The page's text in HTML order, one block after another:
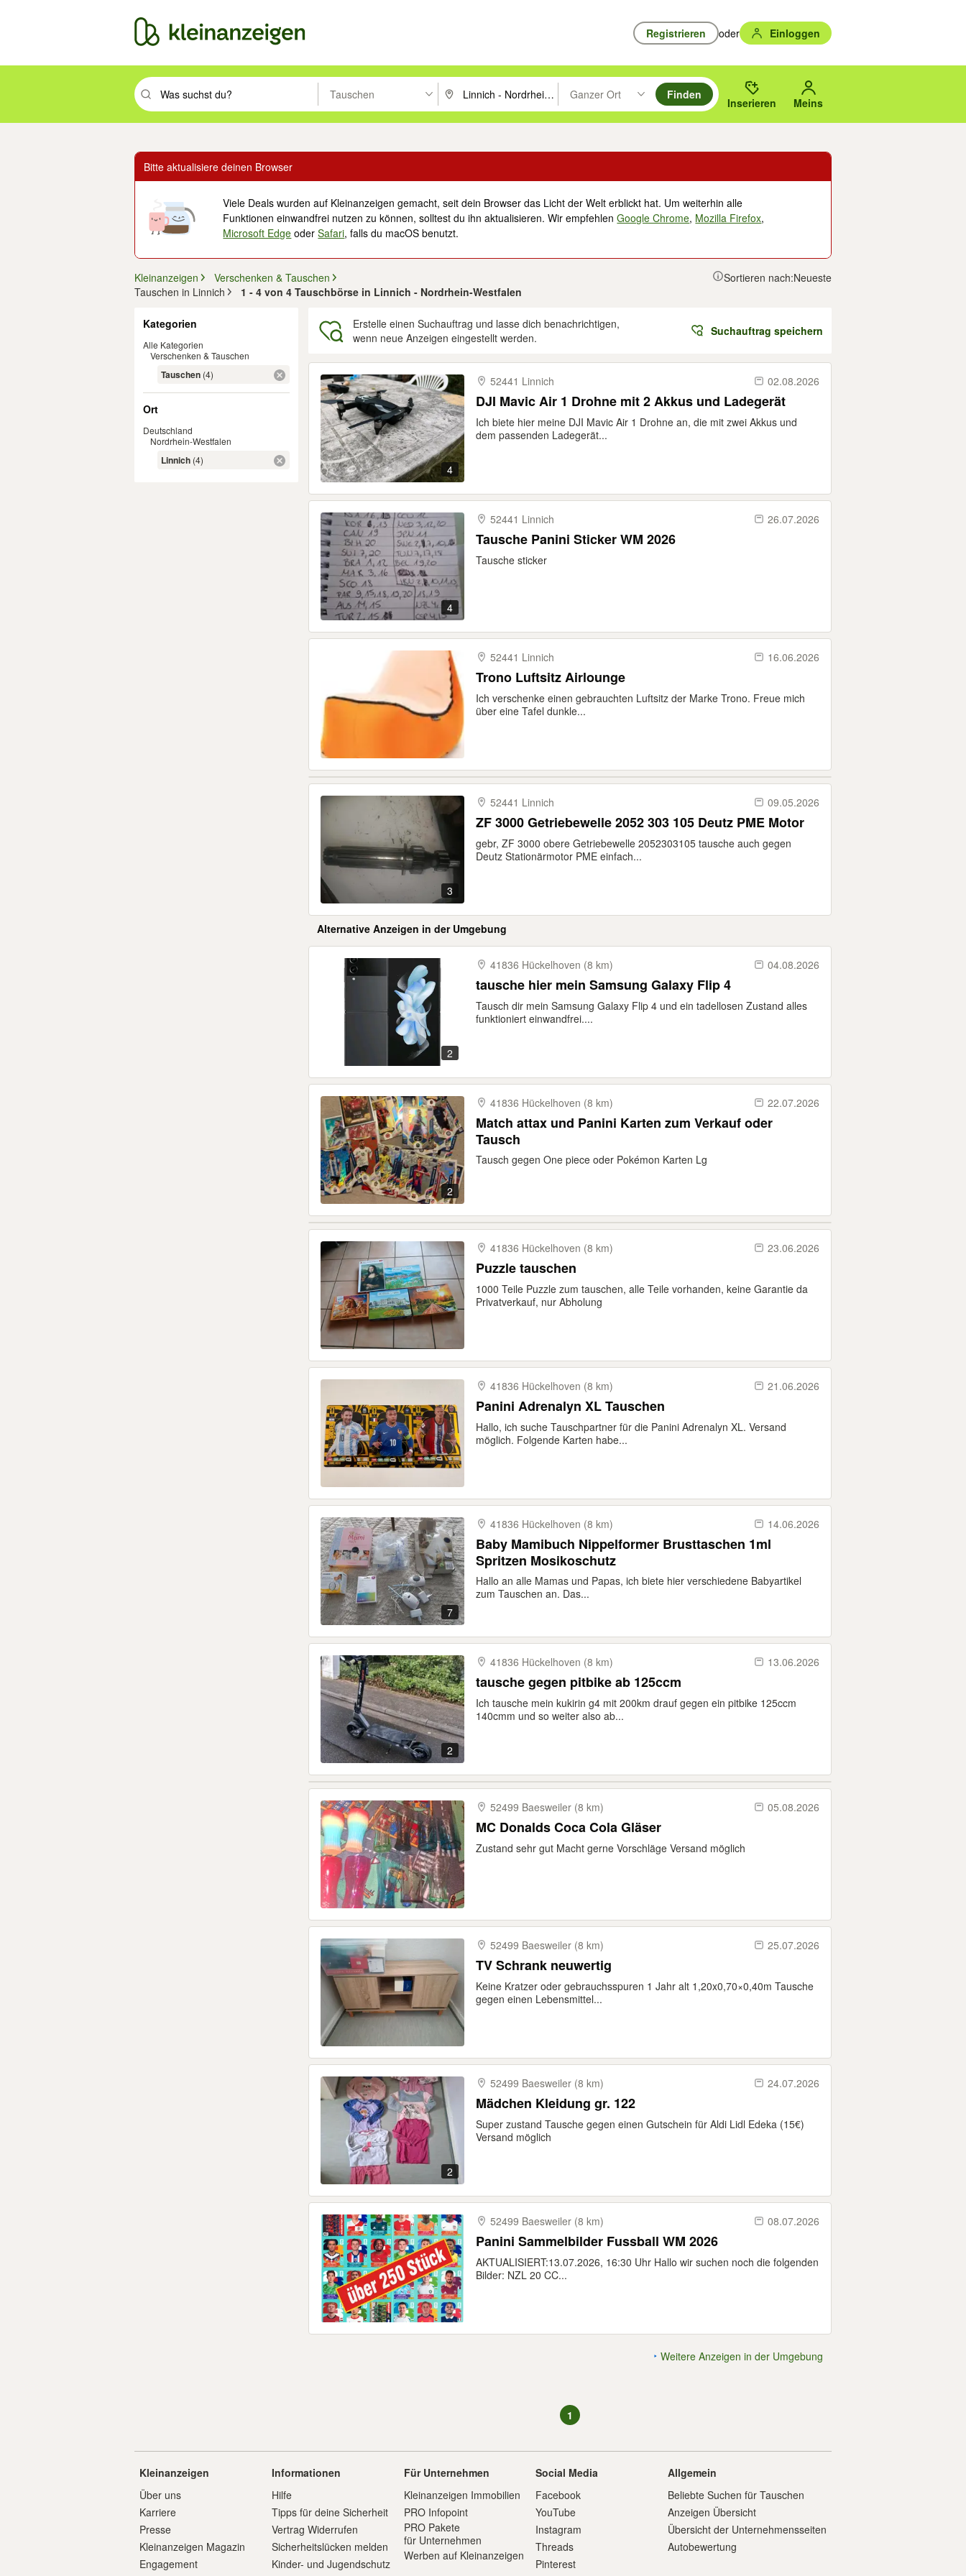
Registrieren oder Einloggen
Suchbegriff eingeben. Eingabetaste drücken um zu suchen, oder Vorschläge mit den Pfeiltasten nach oben/unten durchsuchen und mit Eingabetaste auswählen.
Tauschen PLZ oder Ort eingeben. Eingabetaste drücken um zu suchen, oder Vorschläge mit den Pfeiltasten nach oben/
Ganzer Ort
Suche im Umkreis des gewählten Orts oder PLZ.
Finden
Inserieren Meins
Bitte aktualisiere deinen Browser
Viele Deals wurden auf Kleinanzeigen gemacht, seit dein Browser das Licht der Welt erblickt hat. Um weiterhin alle
Funktionen einwandfrei nutzen zu können, solltest du ihn aktualisieren. Wir empfehlenGoogle Chrome, Mozilla Firefox,
Microsoft Edge oderSafari, falls du macOS benutzt.
Kleinanzeigen
Verschenken & Tauschen
Tauschen in Linnich
1 - 4 von 4 Tauschbörse in Linnich - Nordrhein-Westfalen
Sortieren nach:Neueste
Kategorien
Alle Kategorien
Verschenken & Tauschen
Tauschen (4)
Ort
Deutschland
Nordrhein-Westfalen
Linnich (4)
Erstelle einen Suchauftrag und lasse dich benachrichtigen,
wenn neue Anzeigen eingestellt werden.
Suchauftrag speichern
4
52441 Linnich 02.08.2026
DJI Mavic Air 1 Drohne mit 2 Akkus und Ladegerät
Ich biete hier meine DJI Mavic Air 1 Drohne an, die mit zwei Akkus und
dem passenden Ladegerät...
4
52441 Linnich 26.07.2026
Tausche Panini Sticker WM 2026
Tausche sticker
52441 Linnich 16.06.2026
Trono Luftsitz Airlounge
Ich verschenke einen gebrauchten Luftsitz der Marke Trono. Freue mich
über eine Tafel dunkle...
3
52441 Linnich 09.05.2026
ZF 3000 Getriebewelle 2052 303 105 Deutz PME Motor
gebr, ZF 3000 obere Getriebewelle 2052303105 tausche auch gegen
Deutz Stationärmotor PME einfach...
Alternative Anzeigen in der Umgebung
2
41836 Hückelhoven (8 km) 04.08.2026
tausche hier mein Samsung Galaxy Flip 4
Tausch dir mein Samsung Galaxy Flip 4 und ein tadellosen Zustand alles
funktioniert einwandfrei....
2
41836 Hückelhoven (8 km) 22.07.2026
Match attax und Panini Karten zum Verkauf oder
Tausch
Tausch gegen One piece oder Pokémon Karten Lg
41836 Hückelhoven (8 km) 23.06.2026
Puzzle tauschen
1000 Teile Puzzle zum tauschen, alle Teile vorhanden, keine Garantie da
Privatverkauf, nur Abholung
41836 Hückelhoven (8 km) 21.06.2026
Panini Adrenalyn XL Tauschen
Hallo, ich suche Tauschpartner für die Panini Adrenalyn XL. Versand
möglich. Folgende Karten habe...
7
41836 Hückelhoven (8 km) 14.06.2026
Baby Mamibuch Nippelformer Brusttaschen 1ml
Spritzen Mosikoschutz
Hallo an alle Mamas und Papas, ich biete hier verschiedene Babyartikel
zum Tauschen an. Das...
2
41836 Hückelhoven (8 km) 13.06.2026
tausche gegen pitbike ab 125ccm
Ich tausche mein kukirin g4 mit 200km drauf gegen ein pitbike 125ccm
140cmm und so weiter also ab...
52499 Baesweiler (8 km) 05.08.2026
MC Donalds Coca Cola Gläser
Zustand sehr gut Macht gerne Vorschläge Versand möglich
52499 Baesweiler (8 km) 25.07.2026
TV Schrank neuwertig
Keine Kratzer oder gebrauchsspuren 1 Jahr alt 1,20x0,70×0,40m Tausche
gegen einen Lebensmittel...
2
52499 Baesweiler (8 km) 24.07.2026
Mädchen Kleidung gr. 122
Super zustand Tausche gegen einen Gutschein für Aldi Lidl Edeka (15€)
Versand möglich
52499 Baesweiler (8 km) 08.07.2026
Panini Sammelbilder Fussball WM 2026
AKTUALISIERT:13.07.2026, 16:30 Uhr Hallo wir suchen noch die folgenden
Bilder: NZL 20 CC...
Weitere Anzeigen in der Umgebung
1
Kleinanzeigen
Über uns
Karriere
Presse
Kleinanzeigen Magazin
Engagement
Informationen
Hilfe
Tipps für deine Sicherheit
Vertrag Widerrufen
Sicherheitslücken melden
Kinder- und Jugendschutz
Für Unternehmen
Kleinanzeigen Immobilien
PRO Infopoint
PRO Pakete
für Unternehmen
Werben auf Kleinanzeigen
Social Media
Facebook
YouTube
Instagram
Threads
Pinterest
Allgemein
Beliebte Suchen für Tauschen
Anzeigen Übersicht
Übersicht der Unternehmensseiten
Autobewertung